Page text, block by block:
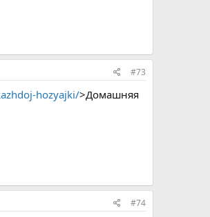
#73
hozyajki/>Домашняя
#74